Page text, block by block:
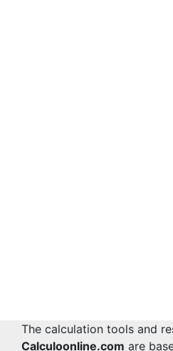
The calculation tools and
Calculoonline.com are